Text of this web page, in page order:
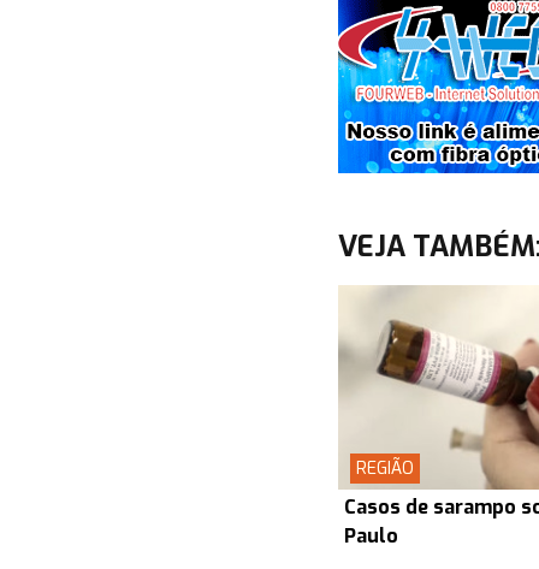
VEJA
REGIÃO
Casos de sarampo
Paulo